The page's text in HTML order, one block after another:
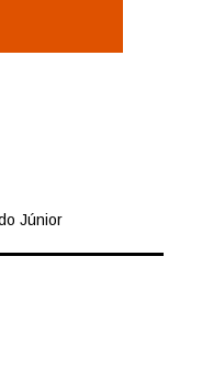
Júnior